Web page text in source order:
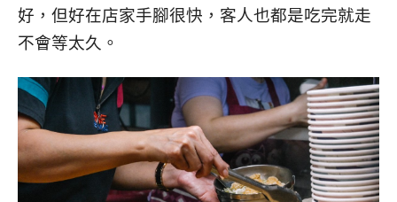
好，但好在店家手腳很快，客人也都是吃完就走
不會等太久。